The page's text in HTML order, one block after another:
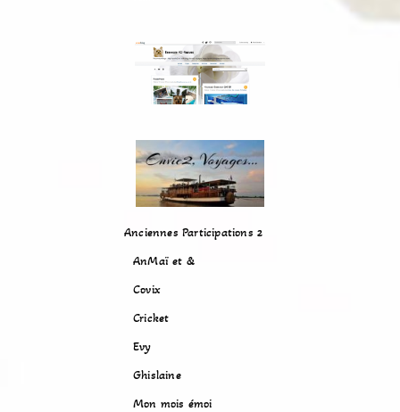
Anciennes Participations 2
AnMaï et &
Covix
Cricket
Evy
Ghislaine
Mon mois émoi